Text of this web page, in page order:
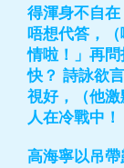
得渾身不自
唔想代答，
情啦！」再
快？ 詩詠欲
視好，（他
人在冷戰中！
高海寧以吊